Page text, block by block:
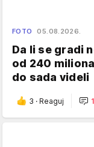
FOTO 05.08.2026.
Da li se gradi
od 240
do sada videli
3 · Reaguj 1